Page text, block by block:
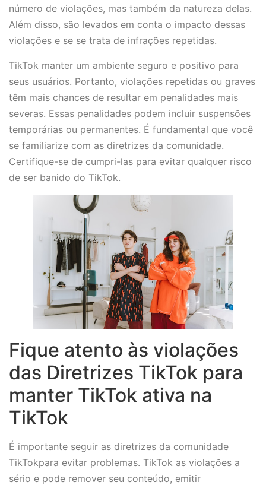
número de violações, mas também da natureza delas.
Além disso, são levados em conta o impacto dessas
violações e se se trata de infrações repetidas.
TikTok manter um ambiente seguro e positivo para
seus usuários. Portanto, violações repetidas ou graves
têm mais chances de resultar em penalidades mais
severas. Essas penalidades podem incluir suspensões
temporárias ou permanentes. É fundamental que você
se familiarize com as diretrizes da comunidade.
Certifique-se de cumpri-las para evitar qualquer risco
de ser banido do TikTok.
Fique atento às violações
das Diretrizes TikTok para
manter TikTok ativa na
TikTok
É importante seguir as diretrizes da comunidade
TikTokpara evitar problemas. TikTok as violações a
sério e pode remover seu conteúdo, emitir